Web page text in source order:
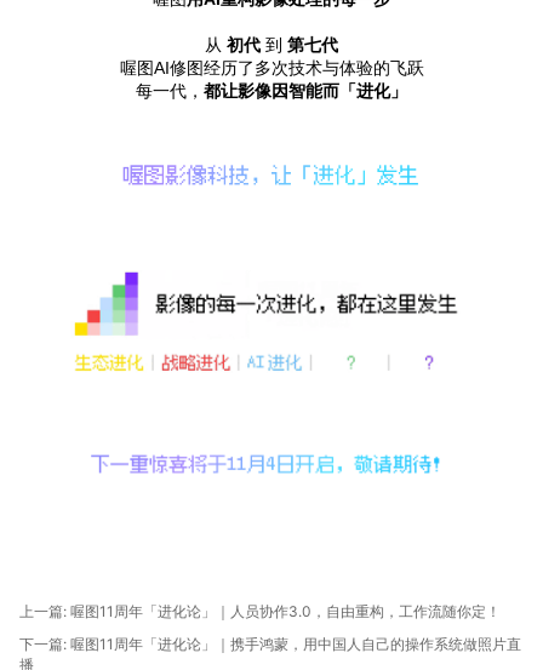
从 初代 到 第七代
喔图AI修图经历了多次技术与体验的飞跃
每一代， 都让影像因智能而「进化」
上一篇: 喔图11周年「进化论」｜人员协作3.0，自由重构，工作流随你定！
下一篇: 喔图11周年「进化论」｜携手鸿蒙，用中国人自己的操作系统做照片直
播